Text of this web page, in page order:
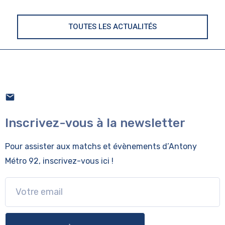
TOUTES LES ACTUALITÉS
Inscrivez-vous à la newsletter
Pour assister aux matchs et évènements d’Antony
Métro 92, inscrivez-vous ici !